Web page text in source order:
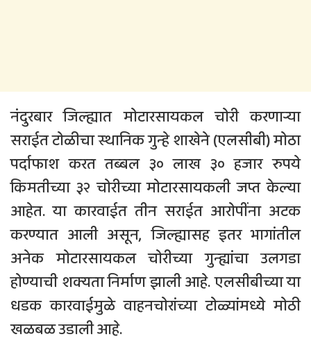
नंदुरबार जिल्ह्यात मोटारसायकल चोरी करणाऱ्या
सराईत टोळीचा स्थानिक गुन्हे शाखेने (एलसीबी) मोठा
पर्दाफाश करत तब्बल ३० लाख ३० हजार रुपये
किमतीच्या ३२ चोरीच्या मोटारसायकली जप्त केल्या
आहेत. या कारवाईत तीन सराईत आरोपींना अटक
करण्यात आली असून, जिल्ह्यासह इतर भागांतील
अनेक मोटारसायकल चोरीच्या गुन्ह्यांचा उलगडा
होण्याची शक्यता निर्माण झाली आहे. एलसीबीच्या या
धडक कारवाईमुळे वाहनचोरांच्या टोळ्यांमध्ये मोठी
खळबळ उडाली आहे.